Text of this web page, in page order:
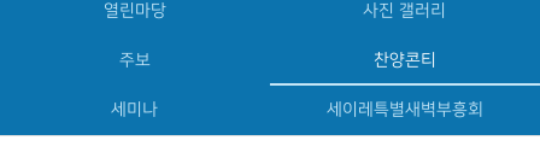
열린마당 사진 갤러리
주보 찬양콘티
세미나 세이레특별새벽부흥회